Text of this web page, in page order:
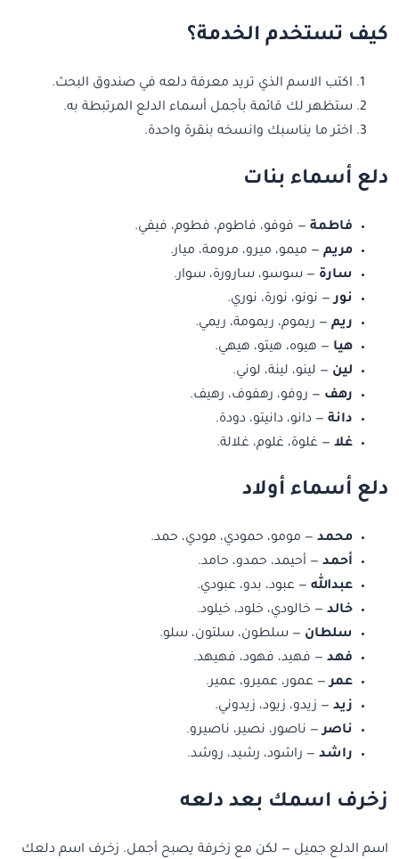
كيف تستخدم الخدمة؟
اكتب الاسم الذي تريد معرفة دلعه في صندوق البحث.
ستظهر لك قائمة بأجمل أسماء الدلع المرتبطة به.
اختر ما يناسبك وانسخه بنقرة واحدة.
دلع أسماء بنات
فاطمة — فوفو، فاطوم، فطوم، فيفي.
مريم — ميمو، ميرو، مرومة، ميار.
سارة — سوسو، سارورة، سوار.
نور— نونو، نورة، نوري.
ريم — ريموم، ريمومة، ريمي.
هيا — هيوه، هيتو، هيهي.
لين — لينو، لينة، لوني.
رهف — روفو، رهفوف، رهيف.
دانة — دانو، دانيتو، دودة.
غلا — غلوة، غلوم، غلالة.
دلع أسماء أولاد
محمد — مومو، حمودي، مودي، حمد.
أحمد — أحيمد، حمدو، حامد.
عبدالله — عبود، بدو، عبودي.
خالد — خالودي، خلود، خيلود.
سلطان — سلطون، سلتون، سلو.
فهد — فهيد، فهود، فهيهد.
عمر— عمور، عميرو، عمير.
زيد — زيدو، زيود، زيدوني.
ناصر— ناصور، نصير، ناصيرو.
راشد — راشود، رشيد، روشد.
زخرف اسمك بعد دلعه
اسم الدلع جميل — لكن مع زخرفة يصبح أجمل. زخرف اسم دلعك